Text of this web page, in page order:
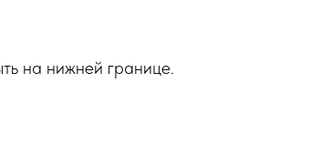
на нижней границе.